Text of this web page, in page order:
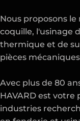
Nous proposons
coquille, l'usinage
thermique et de
pièces
Avec plus de 80
HAVARD est
industries